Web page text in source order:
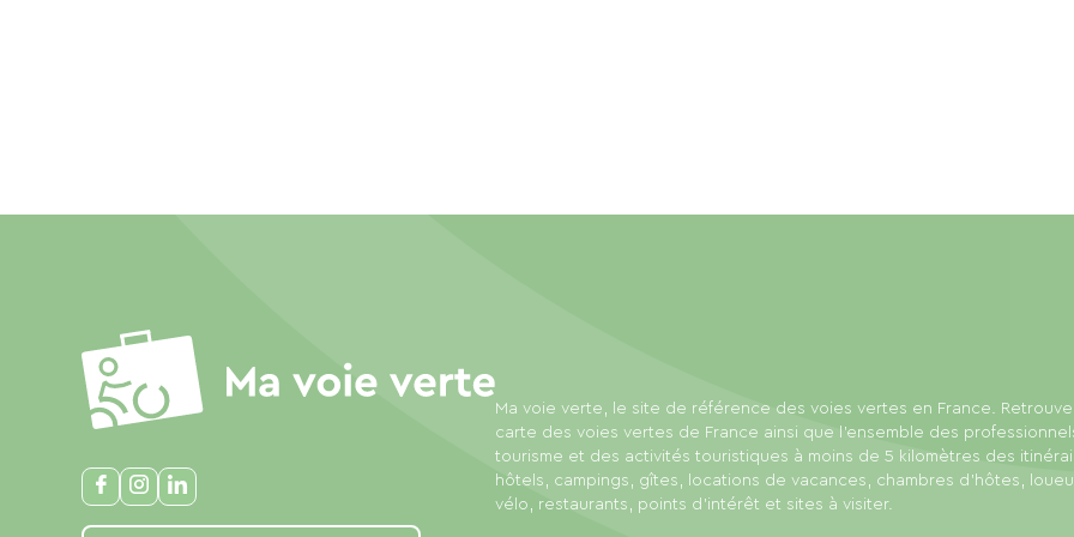
Ma voie verte, le site de référence des voies vertes en France.
carte des voies vertes de France ainsi que l'ensemble des
tourisme et des activités touristiques à moins de 5 kilomètres des
hôtels, campings, gîtes, locations de vacances, chambres d'hôtes,
vélo, restaurants, points d'intérêt et sites à visiter.